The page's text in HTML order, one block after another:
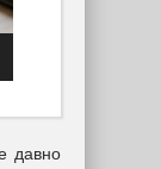
давно